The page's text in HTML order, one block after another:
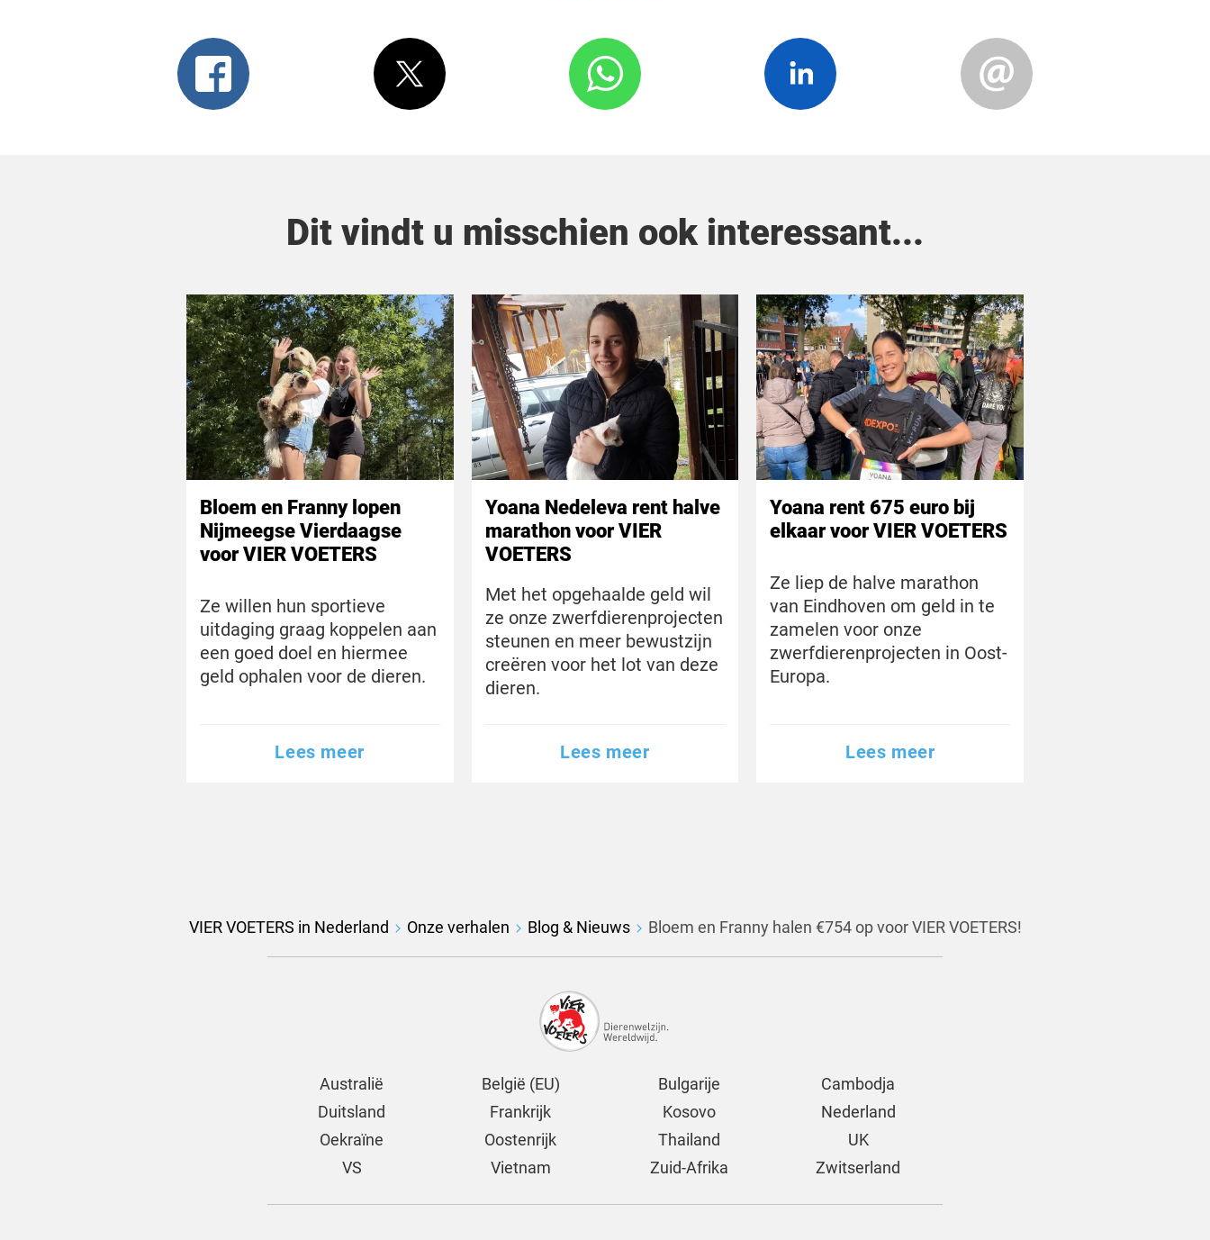
Dit vindt u misschien ook interessant...
Bloem en Franny lopen
Nijmeegse Vierdaagse
voor VIER VOETERS
Ze willen hun sportieve
uitdaging graag koppelen aan
een goed doel en hiermee
geld ophalen voor de dieren.
Lees meer
Yoana Nedeleva rent halve
marathon voor VIER
VOETERS
Met het opgehaalde geld wil
ze onze zwerfdierenprojecten
steunen en meer bewustzijn
creëren voor het lot van deze
dieren.
Lees meer
Yoana rent 675 euro bij
elkaar voor VIER VOETERS
Ze liep de halve marathon
van Eindhoven om geld in te
zamelen voor onze
zwerfdierenprojecten in Oost-
Europa.
Lees meer
VIER VOETERS in Nederland Onze verhalen Blog & Nieuws Bloem en Franny halen €754 op voor VIER VOETERS!
Australië België (EU) Bulgarije
Cambodja
Duitsland
Frankrijk Kosovo
Nederland
Oekraïne
Oostenrijk Thailand
UK
VS
Vietnam Zuid-Afrika Zwitserland